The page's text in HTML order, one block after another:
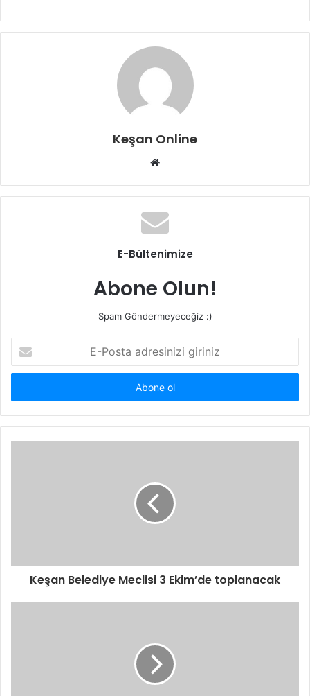
Keşan Online
Web
E-Bültenimize
Abone Olun!
Spam Göndermeyeceğiz :)
Posta
adresinizi
Keşan Belediye Meclisi 3 Ekim’de toplanacak